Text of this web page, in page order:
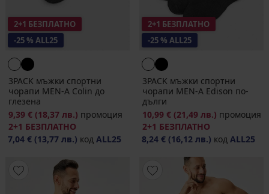
2+1 БЕЗПЛАТНО
-25 % ALL25
3PACK мъжки спортни
чорапи MEN-A Colin до
глезена
9,39 € (18,37 лв.) промоция
2+1 БЕЗПЛАТНО
7,04 € (13,77 лв.) код ALL25
2+1 БЕЗПЛАТНО
-25 % ALL25
3PACK мъжки спортни
чорапи MEN-A Edison по-
дълги
10,99 € (21,49 лв.) промоция
2+1 БЕЗПЛАТНО
8,24 € (16,12 лв.) код ALL25